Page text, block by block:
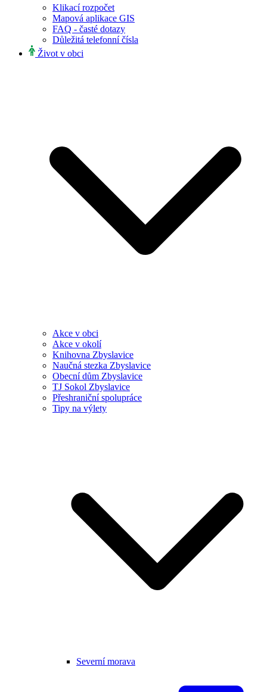
Klikací rozpočet
Mapová aplikace GIS
FAQ - časté dotazy
Důležitá telefonní čísla
Život v obci
Akce v obci
Akce v okolí
Knihovna Zbyslavice
Naučná stezka Zbyslavice
Obecní dům Zbyslavice
TJ Sokol Zbyslavice
Přeshraniční spolupráce
Tipy na výlety
Severní morava